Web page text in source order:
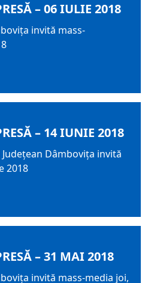
– 06 IULIE 2018
invită mass-
– 14 IUNIE 2018
Dâmbovița invită
2018
– 31 MAI 2018
invită mass-media joi,